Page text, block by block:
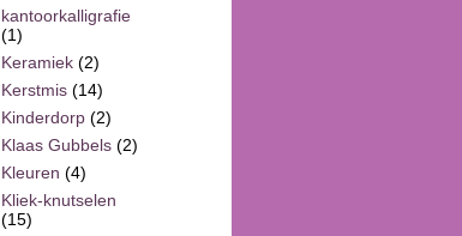
kantoorkalligrafie
(1)
Keramiek (2)
Kerstmis (14)
Kinderdorp (2)
Klaas Gubbels (2)
Kleuren (4)
Kliek-knutselen
(15)